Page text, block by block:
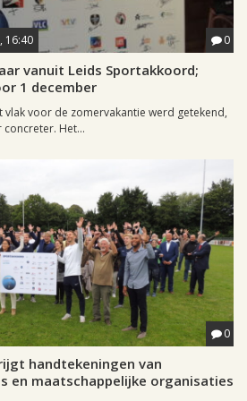
16:40 0
vanuit Leids Sportakkoord;
1 december
voor de zomervakantie werd getekend,
Het...
0
handtekeningen van
en maatschappelijke organisaties